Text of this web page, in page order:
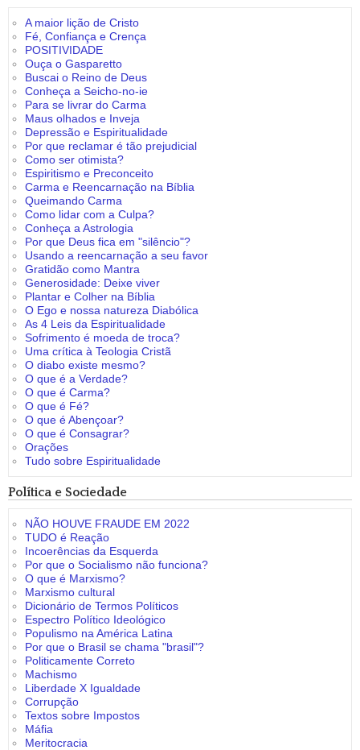
A maior lição de Cristo
Fé, Confiança e Crença
POSITIVIDADE
Ouça o Gasparetto
Buscai o Reino de Deus
Conheça a Seicho-no-ie
Para se livrar do Carma
Maus olhados e Inveja
Depressão e Espiritualidade
Por que reclamar é tão prejudicial
Como ser otimista?
Espiritismo e Preconceito
Carma e Reencarnação na Bíblia
Queimando Carma
Como lidar com a Culpa?
Conheça a Astrologia
Por que Deus fica em "silêncio"?
Usando a reencarnação a seu favor
Gratidão como Mantra
Generosidade: Deixe viver
Plantar e Colher na Bíblia
O Ego e nossa natureza Diabólica
As 4 Leis da Espiritualidade
Sofrimento é moeda de troca?
Uma crítica à Teologia Cristã
O diabo existe mesmo?
O que é a Verdade?
O que é Carma?
O que é Fé?
O que é Abençoar?
O que é Consagrar?
Orações
Tudo sobre Espiritualidade
Política e Sociedade
NÃO HOUVE FRAUDE EM 2022
TUDO é Reação
Incoerências da Esquerda
Por que o Socialismo não funciona?
O que é Marxismo?
Marxismo cultural
Dicionário de Termos Políticos
Espectro Político Ideológico
Populismo na América Latina
Por que o Brasil se chama "brasil"?
Politicamente Correto
Machismo
Liberdade X Igualdade
Corrupção
Textos sobre Impostos
Máfia
Meritocracia